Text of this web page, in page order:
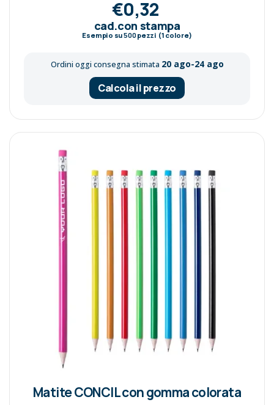
€0,32
cad.con stampa
Esempio su500pezzi (1 colore)
Ordini oggi consegna stimata 20 ago-24 ago
Calcola il prezzo
Matite CONCIL con gomma colorata